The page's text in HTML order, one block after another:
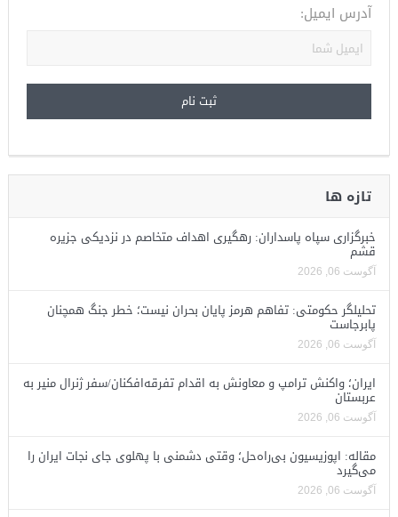
آدرس ایمیل:
تازه ها
خبرگزاری سپاه پاسداران: رهگیری اهداف متخاصم در نزدیکی جزیره
قشم
آگوست 06, 2026
تحلیلگر حکومتی: تفاهم هرمز پایان بحران نیست؛ خطر جنگ همچنان
پابرجاست
آگوست 06, 2026
ایران؛ واکنش ترامپ و معاونش به اقدام تفرقه‌افکنان/سفر ژنرال منیر به
عربستان
آگوست 06, 2026
مقاله: اپوزیسیون بی‌راه‌حل؛ وقتی دشمنی با پهلوی جای نجات ایران را
می‌گیرد
آگوست 06, 2026